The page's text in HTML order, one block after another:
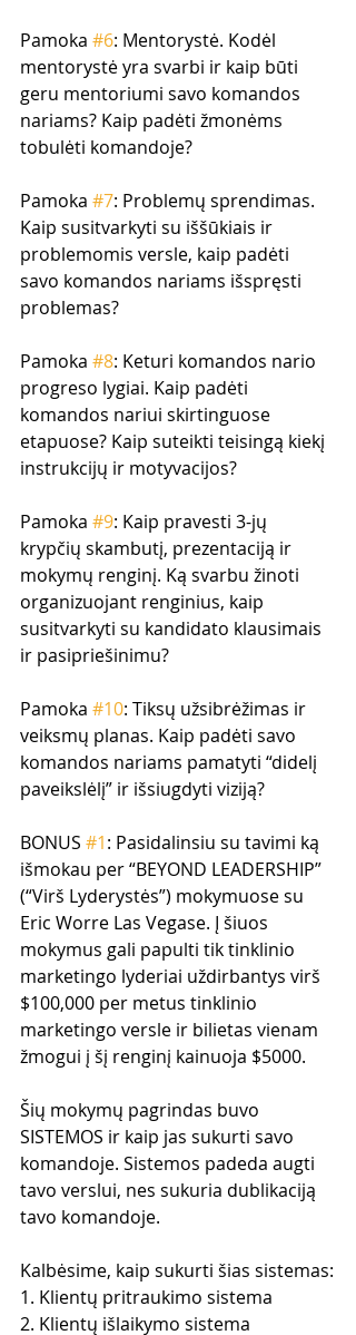
Pamoka #6: Mentorystė. Kodėl
mentorystė yra svarbi ir kaip būti
geru mentoriumi savo komandos
nariams? Kaip padėti žmonėms
tobulėti komandoje?
Pamoka #7: Problemų sprendimas.
Kaip susitvarkyti su iššūkiais ir
problemomis versle, kaip padėti
savo komandos nariams išspręsti
problemas?
Pamoka #8: Keturi komandos nario
progreso lygiai. Kaip padėti
komandos nariui skirtinguose
etapuose? Kaip suteikti teisingą kiekį
instrukcijų ir motyvacijos?
Pamoka #9: Kaip pravesti 3-jų
krypčių skambutį, prezentaciją ir
mokymų renginį. Ką svarbu žinoti
organizuojant renginius, kaip
susitvarkyti su kandidato klausimais
ir pasipriešinimu?
Pamoka #10: Tiksų užsibrėžimas ir
veiksmų planas. Kaip padėti savo
komandos nariams pamatyti “didelį
paveikslėlį” ir išsiugdyti viziją?
BONUS #1: Pasidalinsiu su tavimi ką
išmokau per “BEYOND LEADERSHIP”
(“Virš Lyderystės”) mokymuose su
Eric Worre Las Vegase. Į šiuos
mokymus gali papulti tik tinklinio
marketingo lyderiai uždirbantys virš
$100,000 per metus tinklinio
marketingo versle ir bilietas vienam
žmogui į šį renginį kainuoja $5000.
Šių mokymų pagrindas buvo
SISTEMOS ir kaip jas sukurti savo
komandoje. Sistemos padeda augti
tavo verslui, nes sukuria dublikaciją
tavo komandoje.
Kalbėsime, kaip sukurti šias sistemas:
1. Klientų pritraukimo sistema
2. Klientų išlaikymo sistema